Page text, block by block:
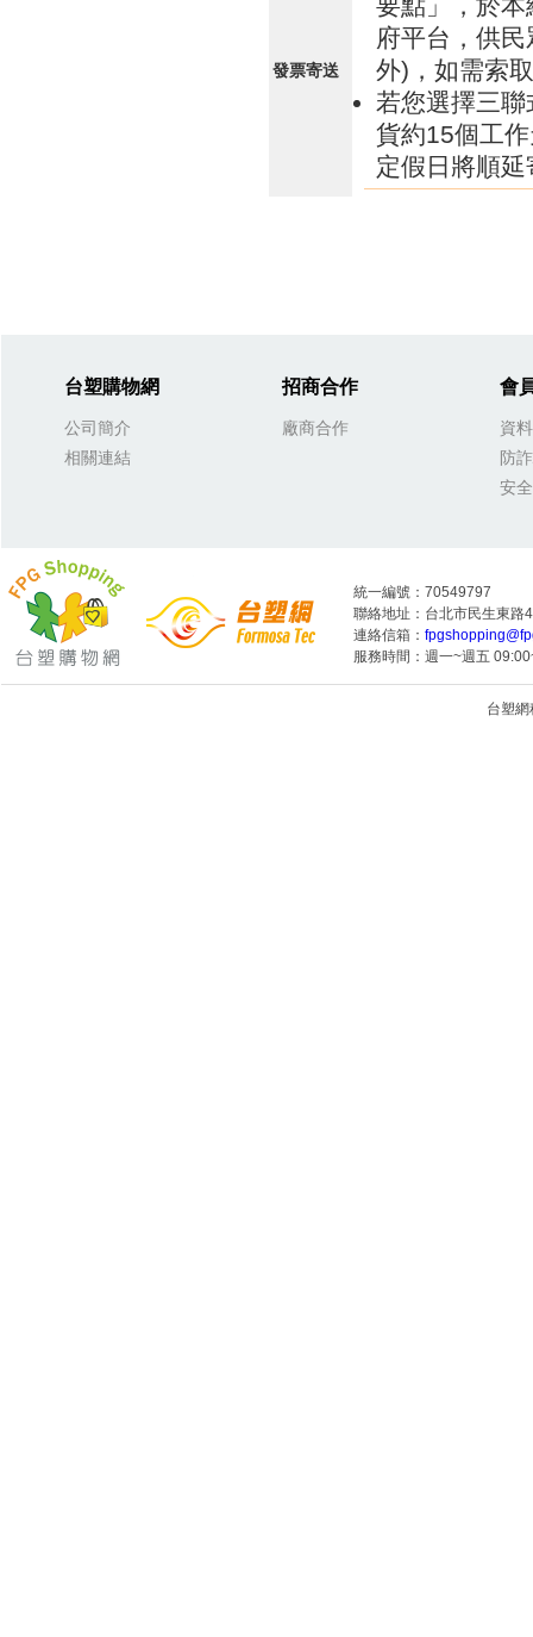
發票寄送
府平台，供
外)，如需索
若您選擇三
貨約15個工
定假日將順延
台塑購物網
公司簡介
相關連結
招商合作
廠商合作
會
資
防
安
統一編號：70549797
聯絡地址：台北市民生東路
連絡信箱：
服務時間：週一~週五
台塑